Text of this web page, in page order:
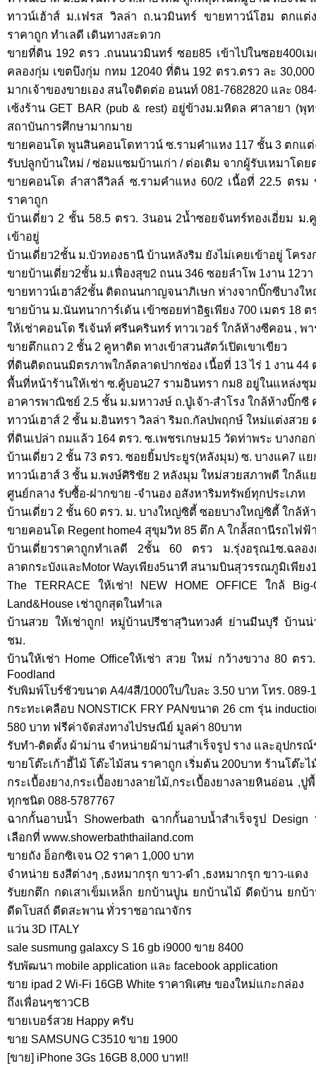
ทาวน์เฮ้าส์ ม.เฟรส วิลล่า ถ.นวมินทร์ ขายทาวน์โฮม ตกแต่
ราคาถูก ทำเลดี เดินทางสะดวก
ขายที่ดิน 192 ตรว .ถนนนวมินทร์ ซอย85 เข้าไปในซอย400เ
คลองกุ่ม เขตบึงกุ่ม กทม 12040 ที่ดิน 192 ตรว.ตรว ละ
มากเจ้าของขายเอง สนใจติดต่อ อนนท์ 081-7682820 และ
เซ้งร้าน GET BAR (pub & rest) อยู่ข้างม.มหิดล ศาลายา (
สถาบันการศึกษามากมาย
ขายคอนโด พูนสินคอนโดทาวน์ ซ.รามคำแหง 117 ชั้น 3 ตกแ
รับปลูกบ้านใหม่ / ซ่อมแซมบ้านเก่า / ต่อเติม จากผู้รับเหมาโดย
ขายคอนโด ลำสาลีวิลล์ ซ.รามคำแหง 60/2 เนื้อที่ 22.5 ตร
ราคาถูก
บ้านเดี่ยว 2 ชั้น 58.5 ตรว. 3นอน 2น้ำซอยจันทร์ทองเอี่ยม ม
เข้าอยู่
บ้านเดี่ยว2ชั้น ม.บัวทองธานี บ้านหลังริม ยังไม่เคยเข้าอยู่ โครง
ขายบ้านเดี่ยว2ชั้น ม.เฟื่องสุข2 ถนน 346 ซอยลำโพ 1งาน 12ว
ขายทาวน์เฮาส์2ชั้น ติดถนนกาญจนาภิเษก ห่างจากบิ๊กซีบางให
ขายบ้าน ม.นันทนาการ์เด้น เข้าซอยท่าอิฐเพียง 700 เมตร 18
ให้เช่าคอนโด รีเจ้นท์ ศรีนครินทร์ ทาวเวอร์ ใกล้ห้างซีคอน , พ
ขายตึกแถว 2 ชั้น 2 คูหาติด ทางเข้าสวนสัตว์เปิดเขาเขียว
ที่ดินติดถนนมิตรภาพใกล้ตลาดปากช่อง เนื้อที่ 13 ไร่ 1 งาน 44
พื้นที่หน้าร้านให้เช่า ซ.คู้บอน27 รามอินทรา กม8 อยู่ในแหล่งชุ
อาคารพาณิชย์ 2.5 ชั้น ม.มหาวงษ์ ถ.ปู่เจ้า-สำโรง ใกล้ห้างบิ๊กซี
ทาวน์เฮาส์ 2 ชั้น ม.อินทรา วิลล่า ริมถ.กัลปพฤกษ์ ใหม่แต่งสวย
ที่ดินเปล่า ถมแล้ว 164 ตรว. ซ.เพชรเกษม15 วัดท่าพระ บางกอ
บ้านเดี่ยว 2 ชั้น 73 ตรว. ซอยยิ้มประยูร(หลังมุม) ซ. บางแค7 แ
ทาวน์เฮาส์ 3 ชั้น ม.พงษ์ศิริชัย 2 หลังมุม ใหม่สวยสภาพดี ใกล้แ
ศูนย์กลาง รับซื้อ-ฝากขาย -จำนอง อสังหาริมทรัพย์ทุกประเภท
บ้านเดี่ยว 2 ชั้น 60 ตรว. ม. บางใหญ่ซิตี้ ซอยบางใหญ่ซิตี้ ใกล้ห้
ขายคอนโด Regent home4 สุขุมวิท 85 ตึก A ใกล้้สถานีรถไฟฟ้
บ้านเดี่ยวราคาถูกทำเลดี 2ชั้น 60 ตรว ม.รุ่งอรุณ1ซ.ฉลอง
ลาดกระบังและMotor Wayเพียง5นาที สนามบินสุวรรณภูมิเพียง
The TERRACE ให้เช่า! NEW HOME OFFICE ใกล้
Land&House เช่าถูกสุดในทำเล
บ้านสวย ให้เช่าถูก! หมู่บ้านปรีชาสุวินทวงศ์ ย่านมีนบุรี บ้าน
ชม.
บ้านให้เช่า Home Officeให้เช่า สวย ใหม่ กว้างขวาง 80 ตร
Foodland
รับพิมพ์โบร์ชัวขนาด A4/4สี/1000ใบ/ใบละ 3.50 บาท โทร. 089-
กระทะเคลือบ NONSTICK FRY PANขนาด 26 cm รุ่น
580 บาท ฟรีค่าจัดส่งทางไปรษณีย์ มูลค่า 80บาท
รับทำ-ติดตั้ง ผ้าม่าน จำหน่ายผ้าม่านสำเร็จรูป ราง และอุปกรณ์
ขายโต๊ะเก้าอี้ไม้ โต๊ะไม้สน ราคาถูก เริ่มต้น 200บาท ร้านโต๊ะไ
กระเบื้องยาง,กระเบื้องยางลายไม้,กระเบื้องยางลายหินอ่อน ,
ทุกชนิด 088-5787767
ฉากกั้นอาบน้ำ Showerbath ฉากกั้นอาบน้ำสำเร็จรูป
เลือกที่ www.showerbaththailand.com
ขายถัง อ็อกซิเจน O2 ราคา 1,000 บาท
จำหน่าย ธงสีต่างๆ ,ธงหมากรุก ขาว-ดำ ,ธงหมากรุก ขาว-แดง
รับยกตึก กดเสาเข็มเหล็ก ยกบ้านปูน ยกบ้านไม้ ดีดบ้าน ยก
ดีดโบสถ์ ดีดสะพาน ทั่วราชอาณาจักร
แว่น 3D ITALY
sale susmung galaxcy S 16 gb i9000 ขาย 8400
รับพัฒนา mobile application และ facebook application
ขาย ipad 2 Wi-Fi 16GB White ราคาพิเศษ ของใหม่แกะกล่อง
ถึงเพื่อนๆชาวCB
ขายเบอร์สวย Happy ครับ
ขาย SAMSUNG C3510 ขาย 1900
[ขาย] iPhone 3Gs 16GB 8,000 บาท!!